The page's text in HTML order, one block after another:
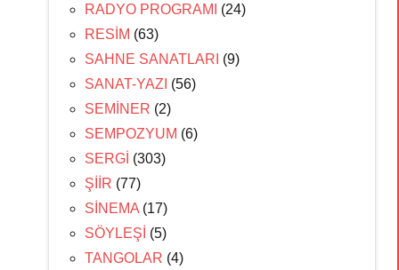
RADYO PROGRAMI
(24)
RESİM (63)
SAHNE SANATLARI (9)
SANAT-YAZI (56)
SEMİNER (2)
SEMPOZYUM (6)
SERGİ (303)
ŞİİR (77)
SİNEMA (17)
SÖYLEŞİ (5)
TANGOLAR (4)